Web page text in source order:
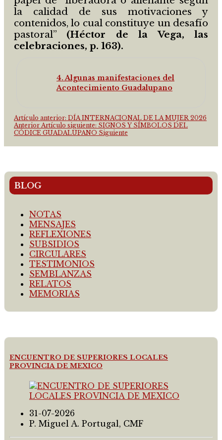
la calidad de sus motivaciones y
contenidos, lo cual constituye un desafío
pastoral” (Héctor de la Vega, las
celebraciones, p. 163).
4. Algunas manifestaciones del
Acontecimiento Guadalupano
Artículo anterior: DÍA INTERNACIONAL DE LA MUJER 2026
Anterior Artículo siguiente: SIGNOS Y SÍMBOLOS DEL
CÓDICE GUADALUPANO Siguiente
BLOG
NOTAS
MENSAJES
REFLEXIONES
SUBSIDIOS
CIRCULARES
TESTIMONIOS
SEMBLANZAS
RELATOS
MEMORIAS
ENCUENTRO DE SUPERIORES LOCALES
PROVINCIA DE MEXICO
31-07-2026
P. Miguel A. Portugal, CMF